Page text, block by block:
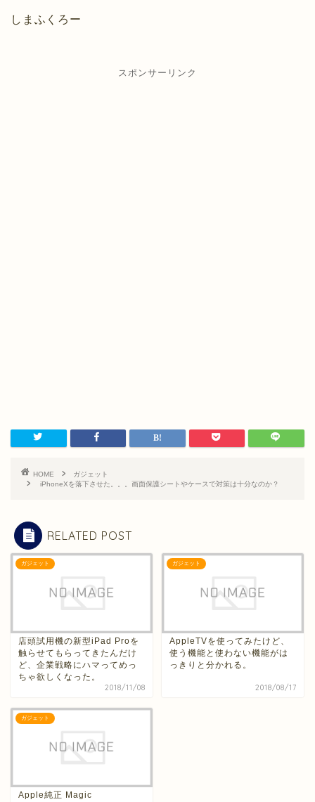
しまふくろー
スポンサーリンク
HOME
ガジェット
iPhoneXを落下させた。。。画面保護シートやケースで対策は十分なのか？
RELATED POST
ガジェット
店頭試用機の新型iPad Proを
触らせてもらってきたんだけ
ど、企業戦略にハマってめっ
ちゃ欲しくなった。
2018/11/08
ガジェット
AppleTVを使ってみたけど、
使う機能と使わない機能がは
っきりと分かれる。
2018/08/17
ガジェット
Apple純正 Magic